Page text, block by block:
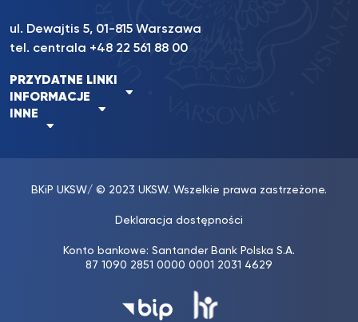
ul. Dewajtis 5, 01-815 Warszawa
tel. centrala +48 22 561 88 00
PRZYDATNE LINKI
INFORMACJE
INNE
BKiP UKSW/ © 2023 UKSW. Wszelkie prawa zastrzeżone.
Deklaracja dostępności
Konto bankowe: Santander Bank Polska S.A.
87 1090 2851 0000 0001 2031 4629